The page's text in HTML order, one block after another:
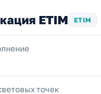
ETIM ETIM
точек